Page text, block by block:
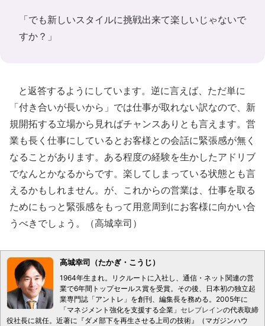
「でも新しいスタイルに挑戦出来て楽しいじゃないで
すか？」
と返答するようにしています。逆に言えば、ただ単に
「付き合いが長いから」では仕事が取れない訳なので、新
規開拓する立場から見ればチャンスありとも言えます。営
業も長く仕事にしているとお客様との会話に緊張感が無く
なることがあります。ある程度の経験を生かしたアドリブ
でなんとかなるからです。楽してしまっている状態とも言
えるかもしれません。が、これからの営業は、仕事を取る
ためにもっと緊張感をもって用意周到にお客様に向かい合
うべきでしょう。（高城幸司）
高城幸司（たかぎ・こうじ）
1964年生まれ。リクルートに入社し、通信・ネット関連の営
業で6年間トップセールス賞を受賞。その後、日本初の独立起
業専門誌「アントレ」を創刊、編集長を務める。2005年に
「マネジメント強化を支援する企業」 セレブレインの代表取締
役社長に就任。近著に『ダメ部下を再生させる上司の技術』（マガジンハウ